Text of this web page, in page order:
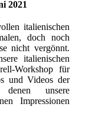
2021
italienischen
doch noch
nicht vergönnt.
italienischen
Workshop für
und Videos der
denen unsere
Impressionen